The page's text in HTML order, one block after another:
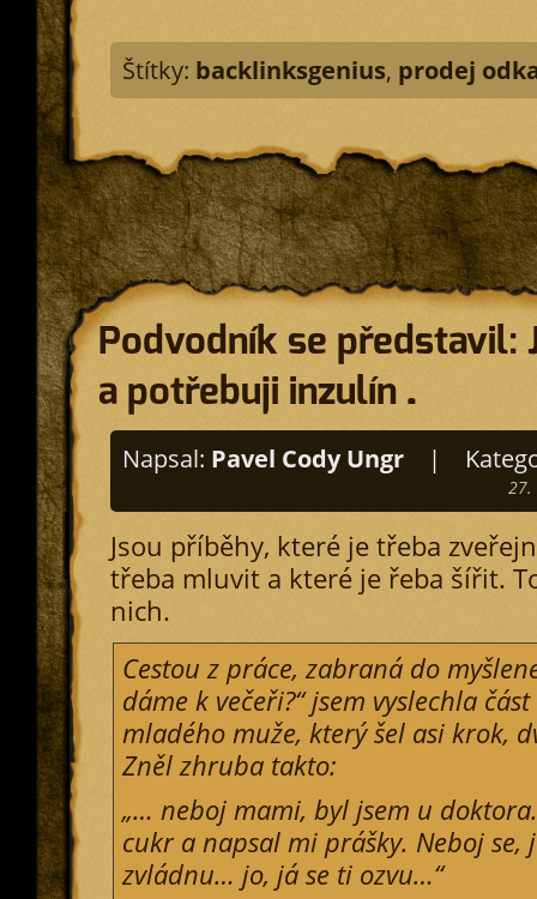
Štítky: backlinksgenius, prodej
Podvodník se představil:
a potřebuji inzulín…
Napsal: Pavel Cody Ungr |
27.
Jsou příběhy, které je třeba
třeba mluvit a které je řeba šířit.
nich.
Cestou z práce, zabraná do
dáme k večeři?“ jsem vyslechla
mladého muže, který šel asi krok,
Zněl zhruba takto:
„… neboj mami, byl jsem u
cukr a napsal mi prášky. Neboj se,
zvládnu… jo, já se ti ozvu…“